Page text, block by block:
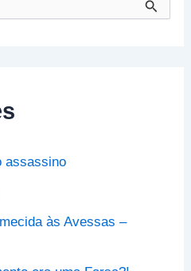
assassino
às Avessas –